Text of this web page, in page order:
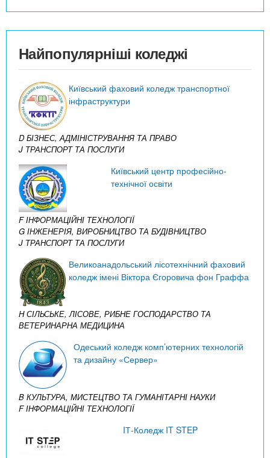
Найпопулярніші коледжі
Київський фаховий коледж транспортної
інфраструктури
D БІЗНЕС, АДМІНІСТРУВАННЯ ТА ПРАВО
J ТРАНСПОРТ ТА ПОСЛУГИ
Київський центр професійно-
технічної освіти
F ІНФОРМАЦІЙНІ ТЕХНОЛОГІЇ
G ІНЖЕНЕРІЯ, ВИРОБНИЦТВО ТА БУДІВНИЦТВО
J ТРАНСПОРТ ТА ПОСЛУГИ
Великоанадольський лісотехнічний фаховий
коледж імені Віктора Єгоровича фон Граффа
H СІЛЬСЬКЕ, ЛІСОВЕ, РИБНЕ ГОСПОДАРСТВО ТА
ВЕТЕРИНАРНА МЕДИЦИНА
Одеський коледж комп’ютерних технологій
та дизайну «Сервер»
B КУЛЬТУРА, МИСТЕЦТВО ТА ГУМАНІТАРНІ НАУКИ
F ІНФОРМАЦІЙНІ ТЕХНОЛОГІЇ
IТ-Коледж IT STEP